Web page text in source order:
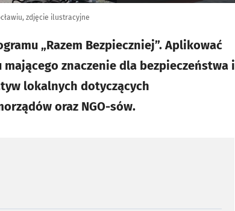
zdjęcie ilustracyjne
„Razem Bezpieczniej”. Aplikować
znaczenie dla bezpieczeństwa i
lokalnych dotyczących
oraz NGO-sów.